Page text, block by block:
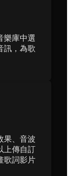
樂庫中選
訊，為歌
果、音波
上傳自訂
歌詞影片